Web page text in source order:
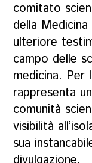
comitato
della
ulteriore
campo delle
medicina. Per
rappresenta
comunità
visibilità
sua